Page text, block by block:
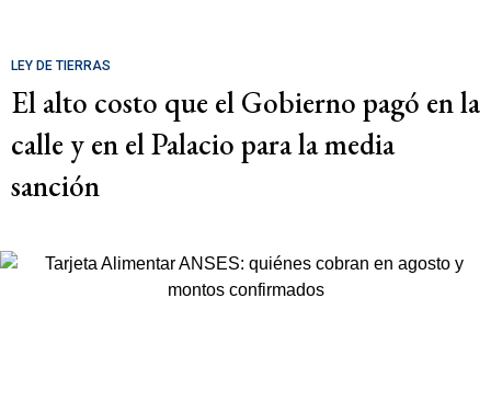
LEY DE TIERRAS
El alto costo que el Gobierno pagó en la
calle y en el Palacio para la media
sanción